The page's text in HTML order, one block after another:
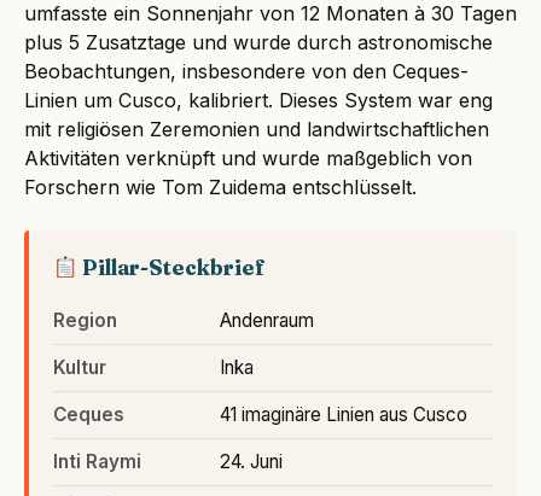
umfasste ein Sonnenjahr von 12 Monaten à 30 Tagen
plus 5 Zusatztage und wurde durch astronomische
Beobachtungen, insbesondere von den Ceques-
Linien um Cusco, kalibriert. Dieses System war eng
mit religiösen Zeremonien und landwirtschaftlichen
Aktivitäten verknüpft und wurde maßgeblich von
Forschern wie Tom Zuidema entschlüsselt.
Pillar-Steckbrief
Region Andenraum
Kultur Inka
Ceques 41 imaginäre Linien aus Cusco
Inti Raymi 24. Juni